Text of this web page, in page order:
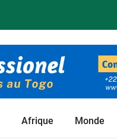
Afrique Monde